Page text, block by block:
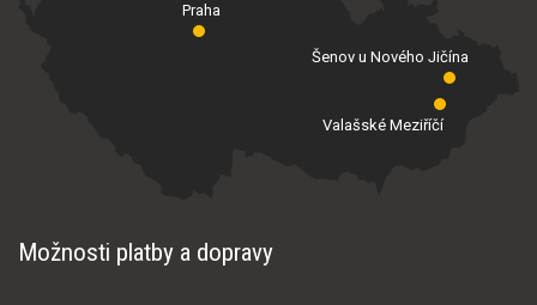
Praha
Valašské Meziříčí
Šenov u Nového Jičína
Možnosti platby a dopravy